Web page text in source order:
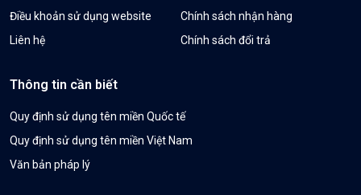
Điều khoản sử dụng website
Liên hệ
Chính sách nhận hàng
Chính sách đổi trả
Thông tin cần biết
Quy định sử dụng tên miền Quốc tế
Quy định sử dụng tên miền Việt Nam
Văn bản pháp lý